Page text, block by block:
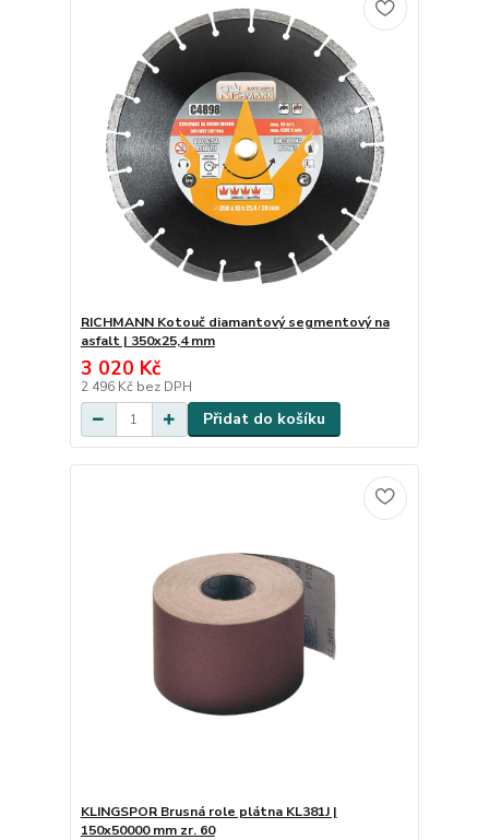
RICHMANN Kotouč diamantový segmentový na
asfalt | 350x25,4 mm
3 020 Kč
2 496 Kč bez DPH
Přidat do košíku
KLINGSPOR Brusná role plátna KL381J |
150x50000 mm zr. 60